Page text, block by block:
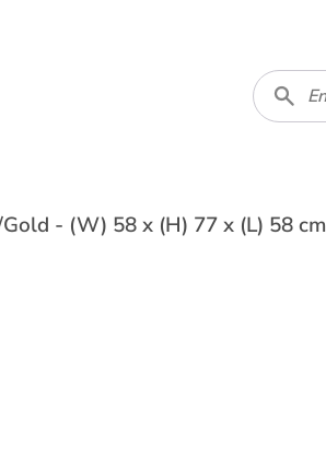
- (W) 58 x (H) 77 x (L) 58 cm